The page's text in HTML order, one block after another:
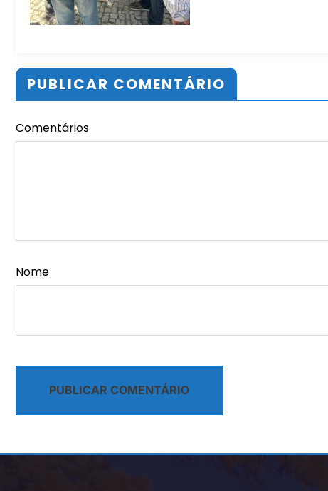
PUBLICAR COMENTÁRIO
Comentários
Nome